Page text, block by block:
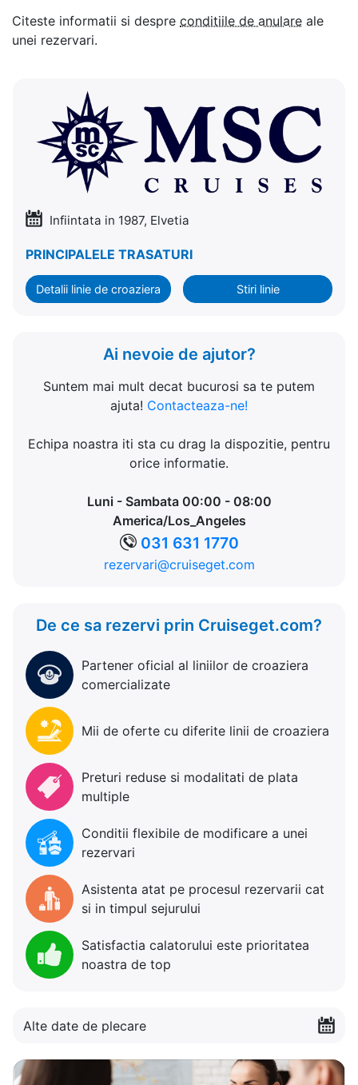
Citeste informatii si despre conditiile de anulare ale
unei rezervari.
Infiintata in 1987, Elvetia
PRINCIPALELE TRASATURI
Detalii linie de croaziera Stiri linie
Ai nevoie de ajutor?
Suntem mai mult decat bucurosi sa te putem
ajuta! Contacteaza-ne!
Echipa noastra iti sta cu drag la dispozitie, pentru
orice informatie.
Luni - Sambata 00:00 - 08:00
America/Los_Angeles
031 631 1770
rezervari@cruiseget.com
De ce sa rezervi prin Cruiseget.com?
Partener oficial al liniilor de croaziera
comercializate
Mii de oferte cu diferite linii de croaziera
Preturi reduse si modalitati de plata
multiple
Conditii flexibile de modificare a unei
rezervari
Asistenta atat pe procesul rezervarii cat
si in timpul sejurului
Satisfactia calatorului este prioritatea
noastra de top
Alte date de plecare